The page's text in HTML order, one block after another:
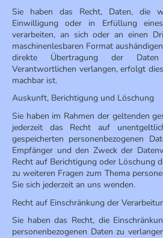
Sie haben das Recht, Daten, die
Einwilligung oder in Erfüllung
verarbeiten, an sich oder an einen
maschinenlesbaren Format
direkte Übertragung der
Verantwortlichen verlangen, erfolgt
machbar ist.
Auskunft, Berichtigung und Löschung
Sie haben im Rahmen der geltenden
jederzeit das Recht auf
gespeicherten personenbezogenen
Empfänger und den Zweck der
Recht auf Berichtigung oder Löschung
zu weiteren Fragen zum Thema
Sie sich jederzeit an uns wenden.
Recht auf Einschränkung der
Sie haben das Recht, die
personenbezogenen Daten zu